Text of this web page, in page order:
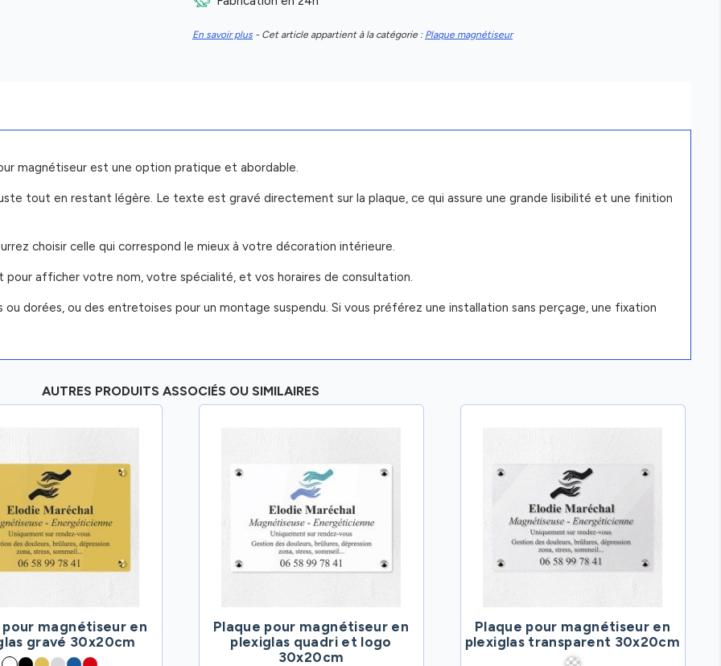
En savoir plus - Cet article appartient à la catégorie : Plaque magnétiseur
magnétiseur est une option pratique et abordable.
tout en restant légère. Le texte est gravé directement sur la plaque, ce qui assure une grande lisibilité et une finition
choisir celle qui correspond le mieux à votre décoration intérieure.
afficher votre nom, votre spécialité, et vos horaires de consultation.
dorées, ou des entretoises pour un montage suspendu. Si vous préférez une installation sans perçage, une fixation
AUTRES PRODUITS ASSOCIÉS OU SIMILAIRES
pour magnétiseur en
gravé 30x20cm
Plaque pour magnétiseur en
plexiglas quadri et logo
30x20cm
Plaque pour magnétiseur en
plexiglas transparent 30x20cm